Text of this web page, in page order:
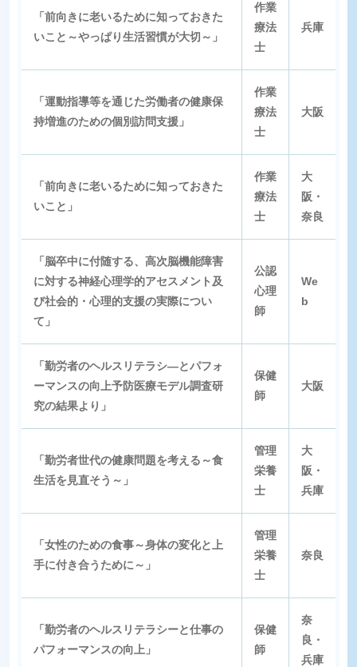
「前向きに老いるために知っておきた
いこと～やっぱり生活習慣が大切～」
作業
療法
士
兵庫
「運動指導等を通じた労働者の健康保
持増進のための個別訪問支援」
作業
療法
士
大阪
「前向きに老いるために知っておきた
いこと」
作業
療法
士
大
阪・
奈良
「脳卒中に付随する、高次脳機能障害
に対する神経心理学的アセスメント及
び社会的・心理的支援の実際につい
て」
公認
心理
師
We
b
「勤労者のヘルスリテラシ―とパフォ
ーマンスの向上予防医療モデル調査研
究の結果より」
保健
師
大阪
「勤労者世代の健康問題を考える～食
生活を見直そう～」
管理
栄養
士
大
阪・
兵庫
「女性のための食事～身体の変化と上
手に付き合うために～」
管理
栄養
士
奈良
「勤労者のヘルスリテラシーと仕事の
パフォーマンスの向上」
保健
師
奈
良・
兵庫